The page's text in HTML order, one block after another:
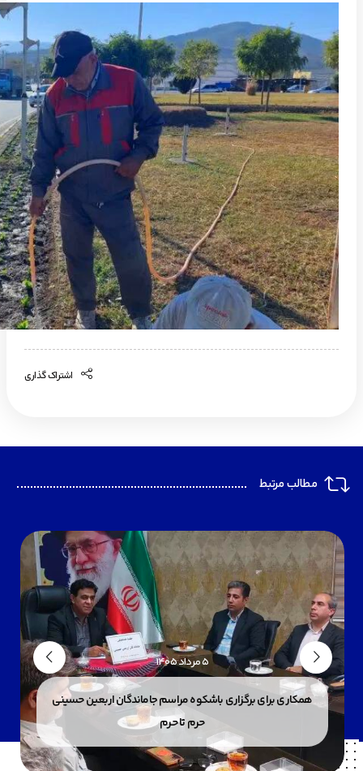
اشتراک گذاری
مطالب مرتبط
۵ مرداد ۱۴۰۵
همکاری برای برگزاری باشکوه مراسم جاماندگان اربعین حسینی
حرم تا حرم